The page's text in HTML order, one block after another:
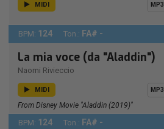
MIDI MP3
BPM: 124 Ton.: FA# -
La mia voce (da "Aladdin")
Naomi Rivieccio
MIDI MP3
From Disney Movie "Aladdin (2019)"
BPM: 124 Ton.: FA# -